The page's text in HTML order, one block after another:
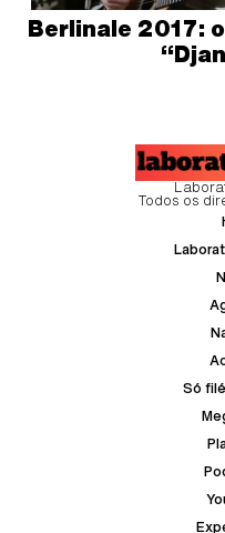
Berlinale 2017:
Todos os
Só